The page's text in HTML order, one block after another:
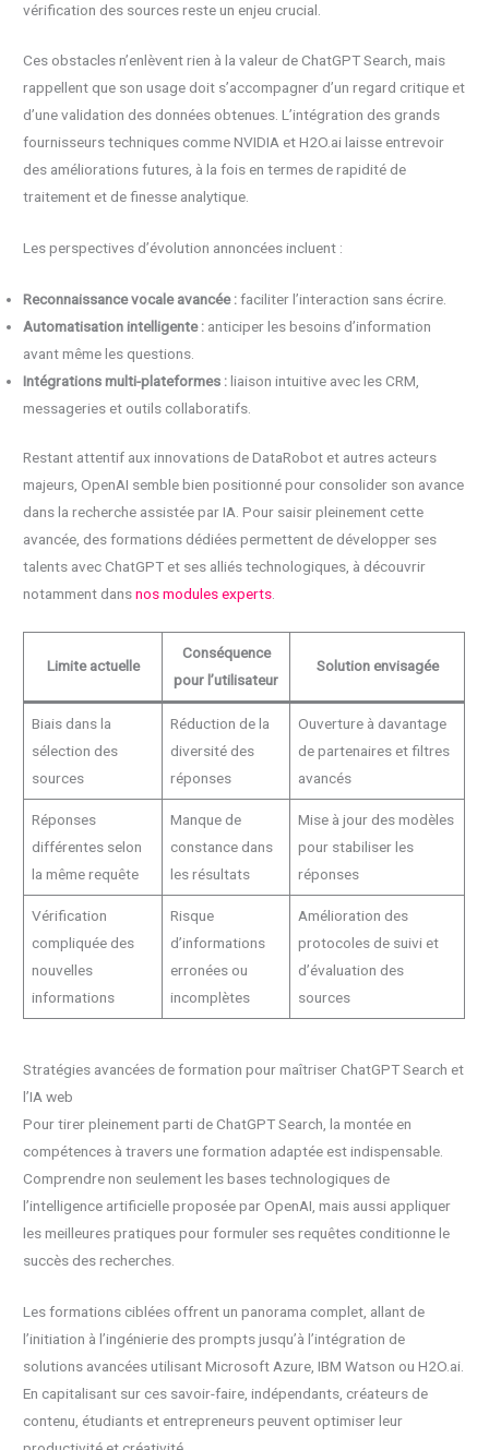
vérification des sources reste un enjeu crucial.
Ces obstacles n’enlèvent rien à la valeur de ChatGPT Search, mais
rappellent que son usage doit s’accompagner d’un regard critique et
d’une validation des données obtenues. L’intégration des grands
fournisseurs techniques comme NVIDIA et H2O.ai laisse entrevoir
des améliorations futures, à la fois en termes de rapidité de
traitement et de finesse analytique.
Les perspectives d’évolution annoncées incluent :
Reconnaissance vocale avancée :faciliter l’interaction sans écrire.
Automatisation intelligente : anticiper les besoins d’information
avant même les questions.
Intégrations multi-plateformes :liaison intuitive avec les CRM,
messageries et outils collaboratifs.
Restant attentif aux innovations de DataRobot et autres acteurs
majeurs, OpenAI semble bien positionné pour consolider son avance
dans la recherche assistée par IA. Pour saisir pleinement cette
avancée, des formations dédiées permettent de développer ses
talents avec ChatGPT et ses alliés technologiques, à découvrir
notamment dansnos modules experts.
Limite actuelle
Conséquence
pour l’utilisateur
Solution envisagée
Biais dans la
sélection des
sources
Réduction de la
diversité des
réponses
Ouverture à davantage
de partenaires et filtres
avancés
Réponses
différentes selon
la même requête
Manque de
constance dans
les résultats
Mise à jour des modèles
pour stabiliser les
réponses
Vérification
compliquée des
nouvelles
informations
Risque
d’informations
erronées ou
incomplètes
Amélioration des
protocoles de suivi et
d’évaluation des
sources
Stratégies avancées de formation pour maîtriser ChatGPT Search et
l’IA web
Pour tirer pleinement parti de ChatGPT Search, la montée en
compétences à travers une formation adaptée est indispensable.
Comprendre non seulement les bases technologiques de
l’intelligence artificielle proposée par OpenAI, mais aussi appliquer
les meilleures pratiques pour formuler ses requêtes conditionne le
succès des recherches.
Les formations ciblées offrent un panorama complet, allant de
l’initiation à l’ingénierie des prompts jusqu’à l’intégration de
solutions avancées utilisant Microsoft Azure, IBM Watson ou H2O.ai.
En capitalisant sur ces savoir-faire, indépendants, créateurs de
contenu, étudiants et entrepreneurs peuvent optimiser leur